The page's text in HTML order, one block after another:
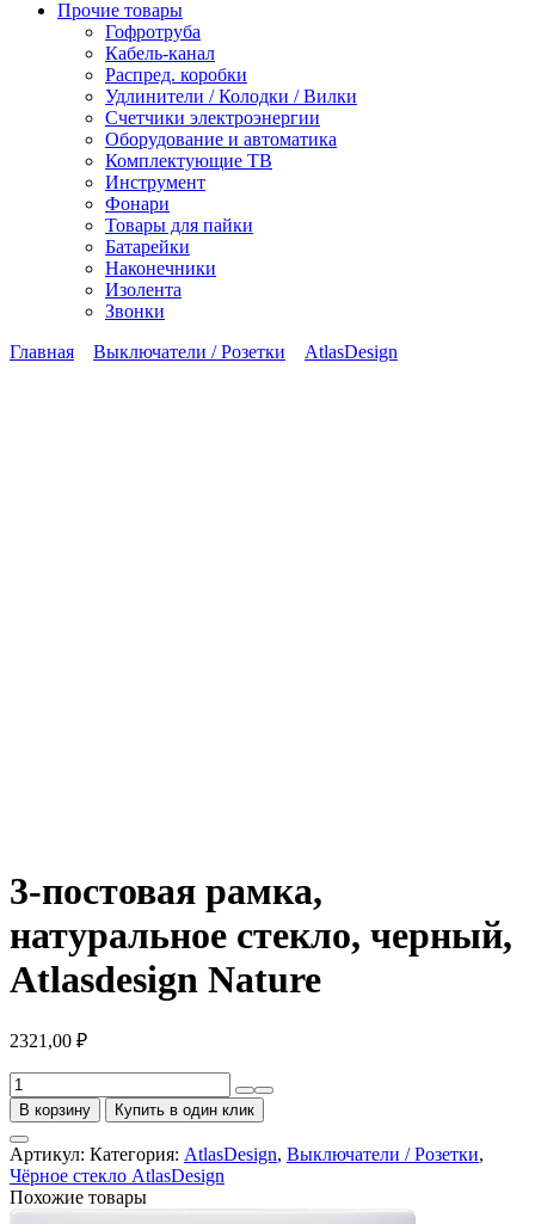
Прочие товары
Гофротруба
Кабель-канал
Распред. коробки
Удлинители / Колодки / Вилки
Счетчики электроэнергии
Оборудование и автоматика
Комплектующие ТВ
Инструмент
Фонари
Товары для пайки
Батарейки
Наконечники
Изолента
Звонки
Главная
Выключатели / Розетки AtlasDesign
3-постовая рамка,
натуральное стекло, черный,
Atlasdesign Nature
2321,00 ₽
Количество
товара
3-
постовая
рамка,
натуральное
стекло,
В корзину Купить в один клик
Артикул: Категория: AtlasDesign, Выключатели / Розетки,
Чёрное стекло AtlasDesign
Похожие товары